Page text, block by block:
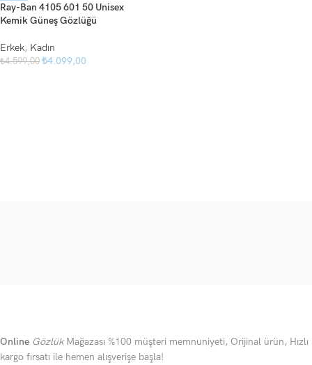
Ray-Ban 4105 601 50 Unisex
Kemik Güneş Gözlüğü
Erkek, Kadın
₺4.599,00 ₺4.099,00
Online GözlükMağazası %100 müşteri memnuniyeti, Orijinal ürün, Hızlı
kargo fırsatı ile hemen alışverişe başla!